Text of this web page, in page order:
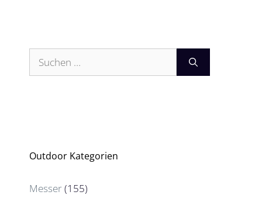
Suchen
nach:
Outdoor Kategorien
Messer(155)